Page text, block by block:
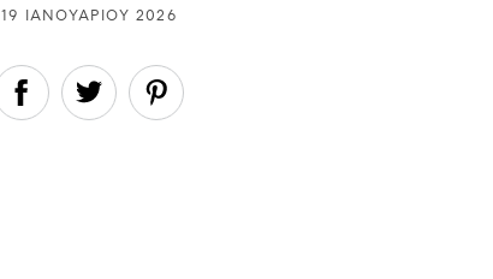
19 ΙΑΝΟΥΑΡΊΟΥ 2026